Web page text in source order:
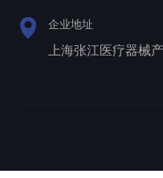
企业地址